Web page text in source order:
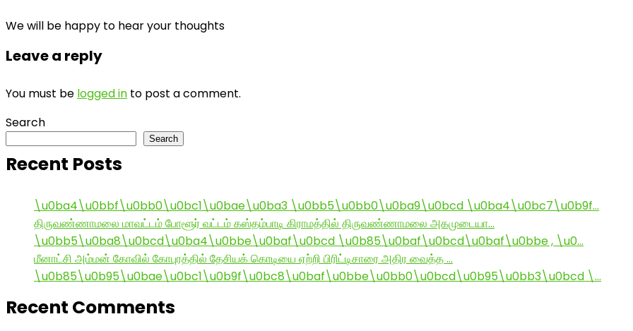
We will be happy to hear your thoughts
Leave a reply
You must be logged in to post a comment.
Search
Search
Recent Posts
\u0ba4\u0bbf\u0bb0\u0bc1\u0bae\u0ba3 \u0bb5\u0bb0\u0ba9\u0bcd \u0ba4\u0bc7\u0b9f…
திருவண்ணாமலை மாவட்டம் போளூர் வட்டம் கஸ்தம்பாடி கிராமத்தில் திருவண்ணாமலை அகமுடையா…
\u0bb5\u0ba8\u0bcd\u0ba4\u0bbe\u0baf\u0bcd \u0b85\u0baf\u0bcd\u0baf\u0bbe , \u0…
மீனாட்சி அம்மன் கோவில் கோபுரத்தில் தேசியக் கொடியை ஏற்றி பிரிட்டிசாரை அதிர வைத்த …
\u0b85\u0b95\u0bae\u0bc1\u0b9f\u0bc8\u0baf\u0bbe\u0bb0\u0bcd\u0b95\u0bb3\u0bcd \…
Recent Comments